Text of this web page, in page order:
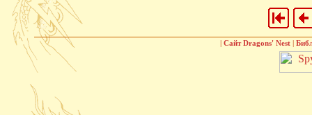
| Сайт Dragons' Nest|